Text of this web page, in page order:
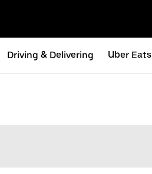
Driving & Delivering Uber Eats